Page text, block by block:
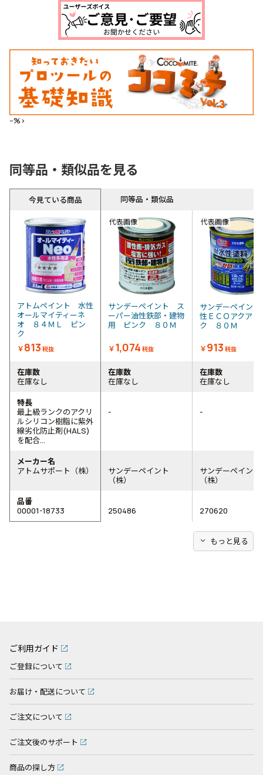
--%>
同等品・類似品を見る
今見ている商品 同等品・類似品
アトムペイント 水性
オールマイティーネ
オ ８４ＭＬ ピン
ク
￥813 税抜
代表画像
サンデーペイント ス
ーパー油性鉄部・建物
用 ピンク ８０Ｍ
￥1,074 税抜
代表画像
サンデーペイン
性ＥＣＯアクア
ク ８０Ｍ
￥913 税抜
在庫数
在庫なし
在庫数
在庫なし
在庫数
在庫なし
特長
最上級ランクのアクリ
ルシリコン樹脂に紫外
線劣化防止剤(HALS)
を配合...
- -
メーカー名
アトムサポート（株）
サンデーペイント
（株）
サンデーペイント
（株）
品番
00001-18733
250486 270620
expand_more もっと見る
ご利用ガイド
ご登録について
お届け・配送について
ご注文について
ご注文後のサポート
商品の探し方